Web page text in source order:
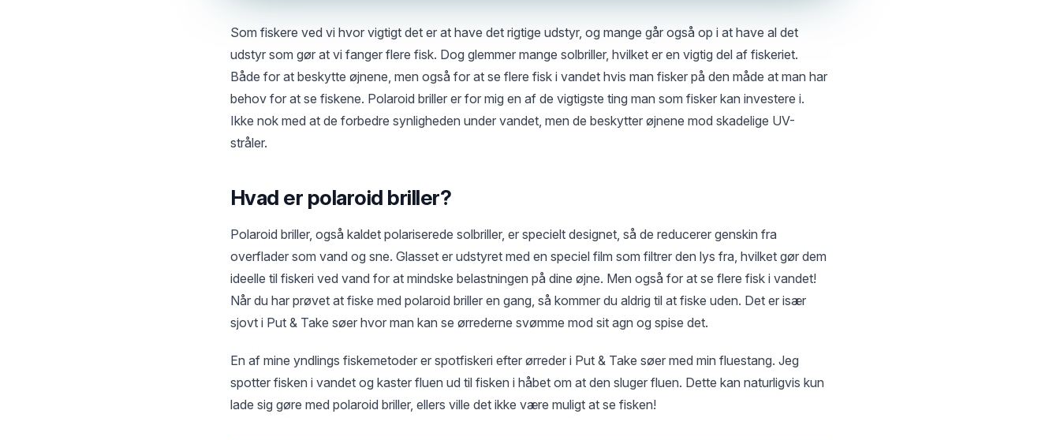
Som fiskere ved vi hvor vigtigt det er at have det rigtige udstyr, og mange går også op i at have al det
udstyr som gør at vi fanger flere fisk. Dog glemmer mange solbriller, hvilket er en vigtig del af fiskeriet.
Både for at beskytte øjnene, men også for at se flere fisk i vandet hvis man fisker på den måde at man har
behov for at se fiskene. Polaroid briller er for mig en af de vigtigste ting man som fisker kan investere i.
Ikke nok med at de forbedre synligheden under vandet, men de beskytter øjnene mod skadelige UV-
stråler.
Hvad er polaroid briller?
Polaroid briller, også kaldet polariserede solbriller, er specielt designet, så de reducerer genskin fra
overflader som vand og sne. Glasset er udstyret med en speciel film som filtrer den lys fra, hvilket gør dem
ideelle til fiskeri ved vand for at mindske belastningen på dine øjne. Men også for at se flere fisk i vandet!
Når du har prøvet at fiske med polaroid briller en gang, så kommer du aldrig til at fiske uden. Det er især
sjovt i Put & Take søer hvor man kan se ørrederne svømme mod sit agn og spise det.
En af mine yndlings fiskemetoder er spotfiskeri efter ørreder i Put & Take søer med min fluestang. Jeg
spotter fisken i vandet og kaster fluen ud til fisken i håbet om at den sluger fluen. Dette kan naturligvis kun
lade sig gøre med polaroid briller, ellers ville det ikke være muligt at se fisken!